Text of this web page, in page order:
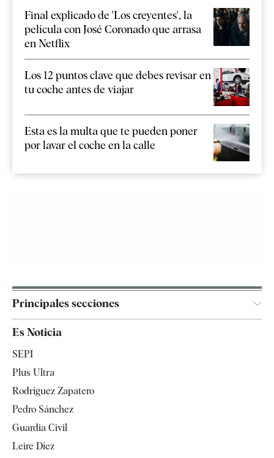
Final explicado de 'Los creyentes', la
película con José Coronado que arrasa
en Netflix
Los 12 puntos clave que debes revisar en
tu coche antes de viajar
Esta es la multa que te pueden poner
por lavar el coche en la calle
Principales secciones
España
Televisión
Es Noticia
SEPI
Plus Ultra
Rodríguez Zapatero
Pedro Sánchez
Guardia Civil
Leire Díez